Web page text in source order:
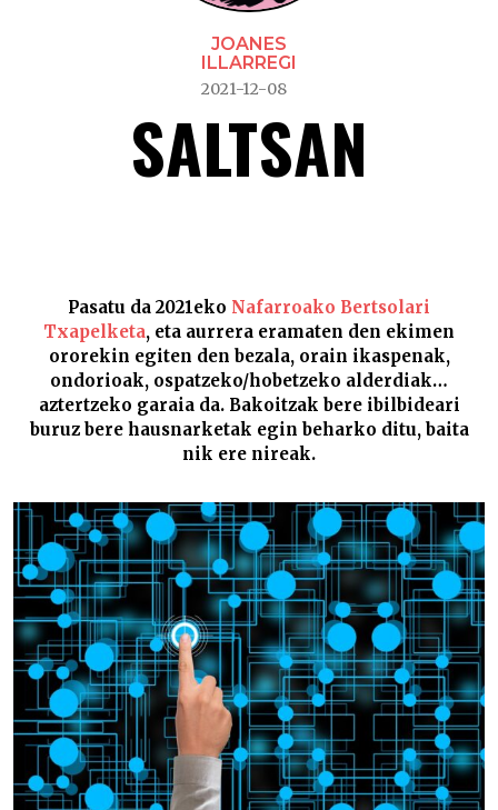
JOANES
ILLARREGI
2021-12-08
SALTSAN
Pasatu da 2021eko Nafarroako Bertsolari
Txapelketa, eta aurrera eramaten den ekimen
ororekin egiten den bezala, orain ikaspenak,
ondorioak, ospatzeko/hobetzeko alderdiak…
aztertzeko garaia da. Bakoitzak bere ibilbideari
buruz bere hausnarketak egin beharko ditu, baita
nik ere nireak.